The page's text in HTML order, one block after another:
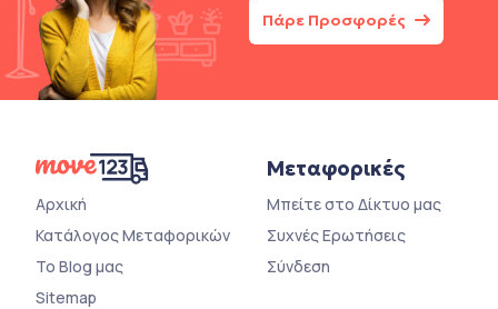
Πάρε Προσφορές
Αρχική
Κατάλογος Μεταφορικών
Το Blog μας
Sitemap
Μεταφορικές
Μπείτε στο Δίκτυο μας
Συχνές Ερωτήσεις
Σύνδεση